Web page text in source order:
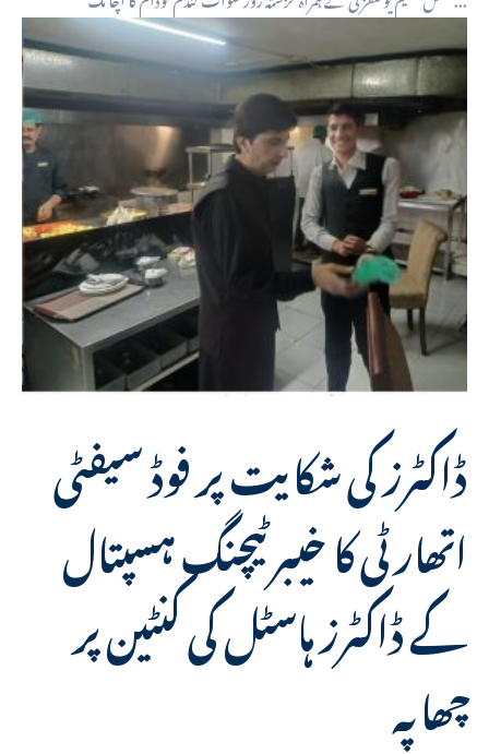
ڈاکٹرز کی شکایت پر فوڈ سیفٹی
اتھارٹی کا خیبر ٹیچنگ ہسپتال
کے ڈاکٹرز ہاسٹل کی کنٹین پر
چھاپہ